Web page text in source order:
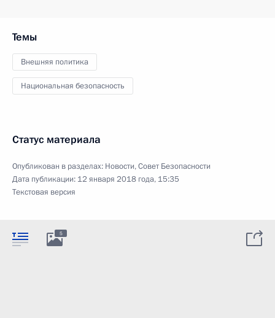
Темы
Внешняя политика
Национальная безопасность
Статус материала
Опубликован в разделах: Новости,Совет Безопасности
Дата публикации: 12 января 2018 года, 15:35
Текстовая версия
5